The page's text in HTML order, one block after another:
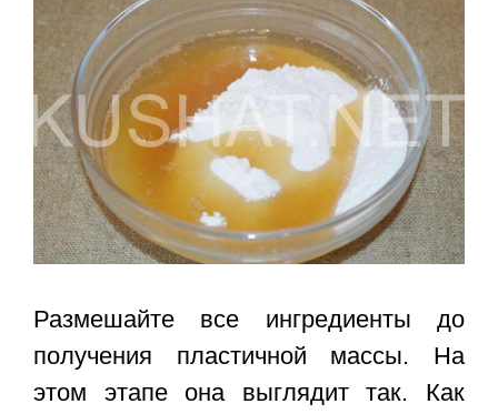
Размешайте все ингредиенты до
получения пластичной массы. На
этом этапе она выглядит так. Как